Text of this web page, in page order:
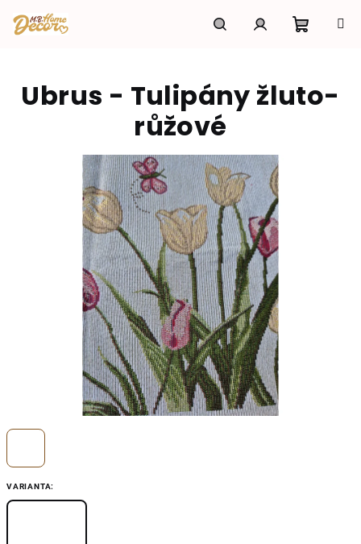
obsah
košík
VARIANTA:
Ubrus - Tulipány žluto-
růžové